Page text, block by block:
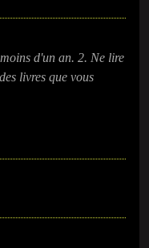
d'un an. 2. Ne lire
livres que vous